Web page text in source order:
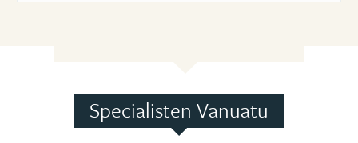
Specialisten Vanuatu